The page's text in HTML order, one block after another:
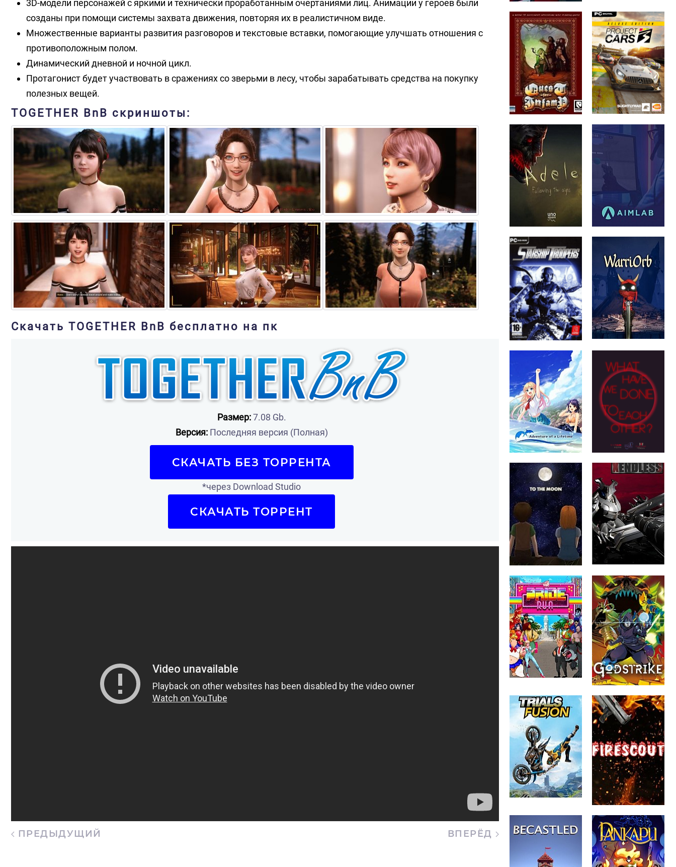
3D-модели персонажей с яркими и технически проработанным очертаниями лиц. Анимации у героев были
созданы при помощи системы захвата движения, повторяя их в реалистичном виде.
Множественные варианты развития разговоров и текстовые вставки, помогающие улучшать отношения с
противоположным полом.
Динамический дневной и ночной цикл.
Протагонист будет участвовать в сражениях со зверьми в лесу, чтобы зарабатывать средства на покупку
полезных вещей.
TOGETHER BnB скриншоты:
Скачать TOGETHER BnB бесплатно на пк
Размер:7.08 Gb.
Версия:Последняя версия (Полная)
СКАЧАТЬ БЕЗ ТОРРЕНТА
*через Download Studio
СКАЧАТЬ ТОРРЕНТ
ПРЕДЫДУЩИЙ ВПЕРЁД